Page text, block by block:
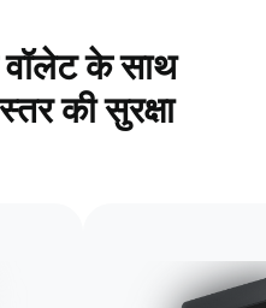
वॉलेट के साथ
की सुरक्षा